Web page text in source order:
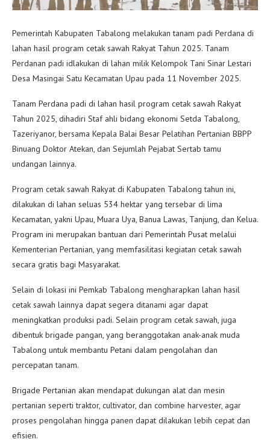
Pemerintah Kabupaten Tabalong melakukan tanam padi Perdana di
lahan hasil program cetak sawah Rakyat Tahun 2025. Tanam
Perdanan padi idlakukan di lahan milik Kelompok Tani Sinar Lestari
Desa Masingai Satu Kecamatan Upau pada 11 November 2025.
Tanam Perdana padi di lahan hasil program cetak sawah Rakyat
Tahun 2025, dihadiri Staf ahli bidang ekonomi Setda Tabalong,
Tazeriyanor, bersama Kepala Balai Besar Pelatihan Pertanian BBPP
Binuang Doktor Atekan, dan Sejumlah Pejabat Sertab tamu
undangan lainnya.
Program cetak sawah Rakyat di Kabupaten Tabalong tahun ini,
dilakukan di lahan seluas 534 hektar yang tersebar di lima
Kecamatan, yakni Upau, Muara Uya, Banua Lawas, Tanjung, dan Kelua.
Program ini merupakan bantuan dari Pemerintah Pusat melalui
Kementerian Pertanian, yang memfasilitasi kegiatan cetak sawah
secara gratis bagi Masyarakat.
Selain di lokasi ini Pemkab Tabalong mengharapkan lahan hasil
cetak sawah lainnya dapat segera ditanami agar dapat
meningkatkan produksi padi. Selain program cetak sawah, juga
dibentuk brigade pangan, yang beranggotakan anak-anak muda
Tabalong untuk membantu Petani dalam pengolahan dan
percepatan tanam.
Brigade Pertanian akan mendapat dukungan alat dan mesin
pertanian seperti traktor, cultivator, dan combine harvester, agar
proses pengolahan hingga panen dapat dilakukan lebih cepat dan
efisien.